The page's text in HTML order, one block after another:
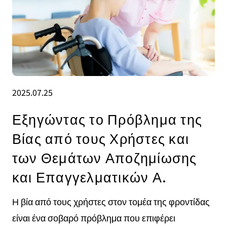
2025.07.25
Εξηγώντας το Πρόβλημα της
Βίας από τους Χρήστες και
των Θεμάτων Αποζημίωσης
και Επαγγελματικών Α.
Η βία από τους χρήστες στον τομέα της φροντίδας
είναι ένα σοβαρό πρόβλημα που επιφέρει